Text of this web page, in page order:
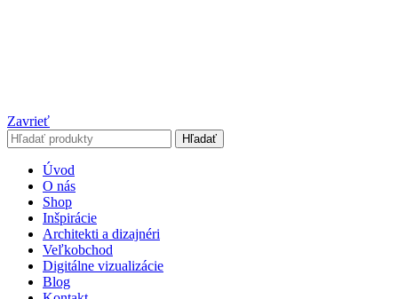
Zavrieť
Hľadať
Úvod
O nás
Shop
Inšpirácie
Architekti a dizajnéri
Veľkobchod
Digitálne vizualizácie
Blog